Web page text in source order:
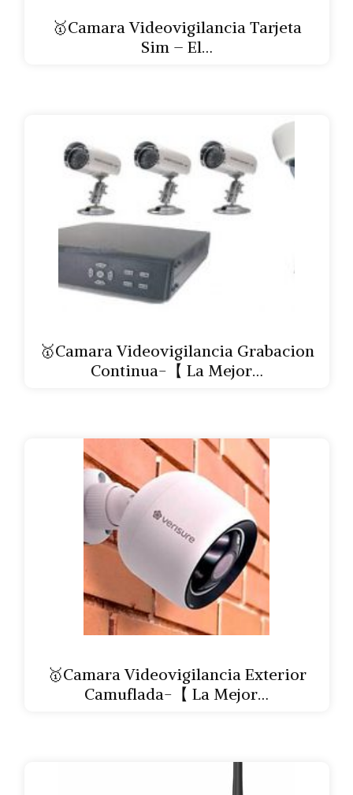
🥇Camara Videovigilancia Tarjeta
Sim – El…
🥇Camara Videovigilancia Grabacion
Continua-【 La Mejor…
🥇Camara Videovigilancia Exterior
Camuflada-【 La Mejor…